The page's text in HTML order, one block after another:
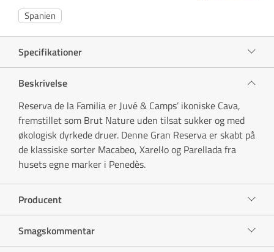
Spanien
Specifikationer
Beskrivelse
Reserva de la Familia er Juvé & Camps’ ikoniske Cava,
fremstillet som Brut Nature uden tilsat sukker og med
økologisk dyrkede druer. Denne Gran Reserva er skabt på
de klassiske sorter Macabeo, Xarel·lo og Parellada fra
husets egne marker i Penedès.
Producent
Smagskommentar